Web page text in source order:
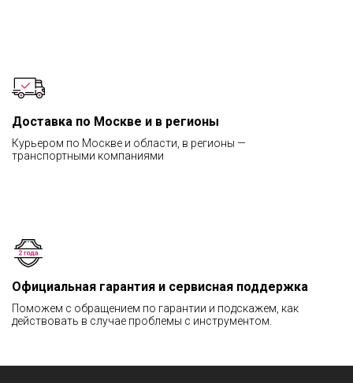
Доставка по Москве и в регионы
Курьером по Москве и области, в регионы —
транспортными компаниями
Официальная гарантия и сервисная поддержка
Поможем с обращением по гарантии и подскажем, как
действовать в случае проблемы с инструментом.